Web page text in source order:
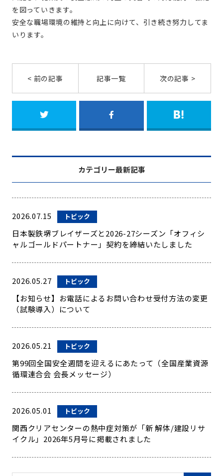
を図っていきます。
安全な職場環境の維持と向上に向けて、引き続き努力してま
いります。
< 前の記事 記事一覧 次の記事 >
カテゴリー最新記事
2026.07.15 トピック
日本製鉄堺ブレイザーズと2026-27シーズン「オフィシ
ャルゴールドパートナー」契約を締結いたしました
2026.05.27 トピック
【お知らせ】お電話によるお問い合わせ受付方法の変更
（試験導入）について
2026.05.21 トピック
第99回全国安全週間を迎えるにあたって（全国産業資源
循環連合会 会長メッセージ）
2026.05.01 トピック
関西クリアセンターの熱中症対策が「新 解体/建設リサ
イクル」2026年5月号に掲載されました